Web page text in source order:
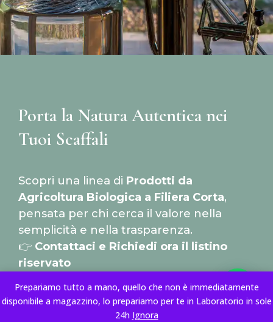
Prepariamo tutto a mano, quello che non è immediatamente
disponibile a magazzino, lo prepariamo per te in Laboratorio in sole
24h Ignora
Porta la Natura Autentica nei
Tuoi Scaffali
Scopri una linea di Prodotti da
Agricoltura Biologica a Filiera Corta,
pensata per chi cerca il valore nella
semplicità e nella trasparenza.
👉 Contattaci e Richiedi ora il listino
riservato
RICHIEDI UN